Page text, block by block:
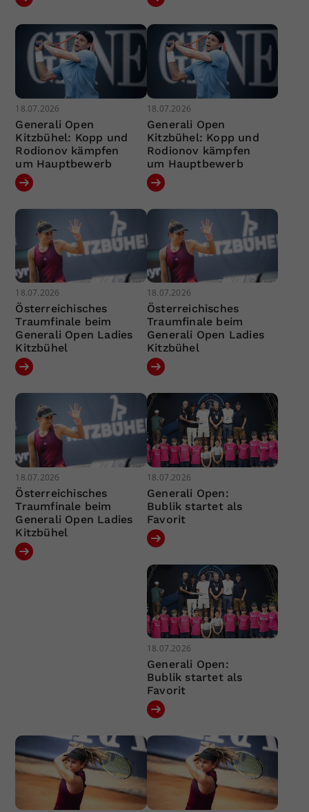
18.07.2026
Generali Open
Kitzbühel: Kopp und
Rodionov kämpfen
um Hauptbewerb
18.07.2026
Generali Open
Kitzbühel: Kopp und
Rodionov kämpfen
um Hauptbewerb
18.07.2026
Österreichisches
Traumfinale beim
Generali Open Ladies
Kitzbühel
18.07.2026
Österreichisches
Traumfinale beim
Generali Open Ladies
Kitzbühel
18.07.2026
Österreichisches
Traumfinale beim
Generali Open Ladies
Kitzbühel
18.07.2026
Generali Open:
Bublik startet als
Favorit
18.07.2026
Generali Open:
Bublik startet als
Favorit